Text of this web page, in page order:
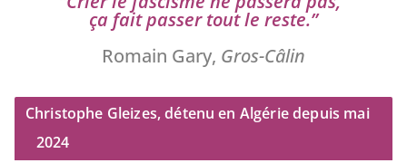
ça fait pas­ser tout le reste.”
Romain Gary, Gros-Câlin
Christophe Gleizes, détenu en Algérie depuis mai
2024